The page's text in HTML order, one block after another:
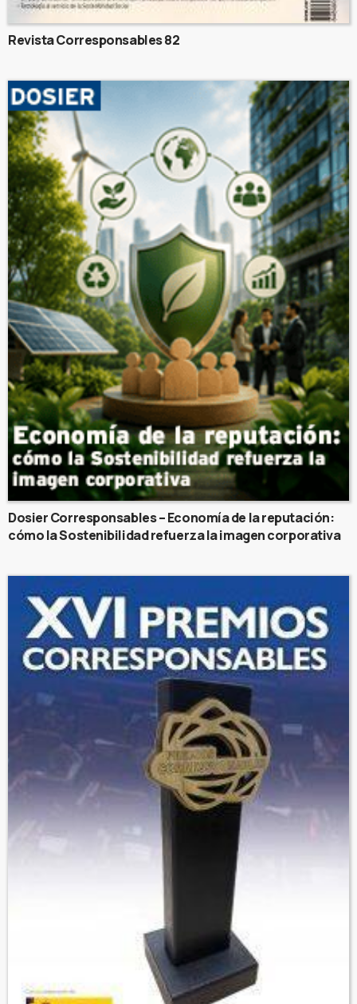
Revista Corresponsables 82
Dosier Corresponsables – Economía de la reputación:
cómo la Sostenibilidad refuerza la imagen corporativa